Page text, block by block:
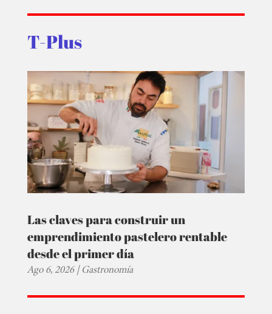
T-Plus
Las claves para construir un
emprendimiento pastelero rentable
desde el primer día
Ago 6, 2026|Gastronomía